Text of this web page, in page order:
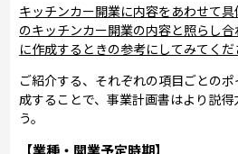
キッチンカー開業に内容をあわせて
のキッチンカー開業の内容と照らし
に作成するときの参考にしてみてくだ
ご紹介する、それぞれの項目ごとの
成することで、事業計画書はより説
う。
【業種・開業予定時期】